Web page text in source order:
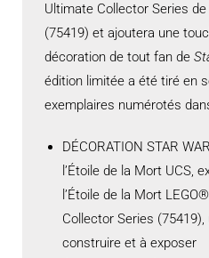
Ultimate Collector Series de
(75419) et ajoutera une
décoration de tout fan de
édition limitée a été tiré en
exemplaires numérotés
DÉCORATION STAR
l’Étoile de la Mort UCS,
l’Étoile de la Mort LEGO®
Collector Series
construire et à exposer